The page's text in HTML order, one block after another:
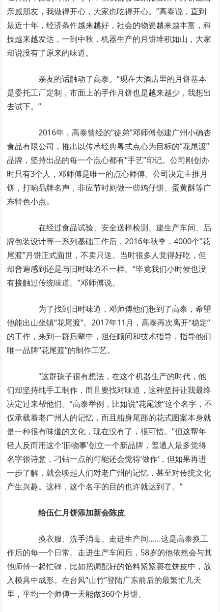
亲戚朋友，我做得开心，大家也吃得开心。”高泰说，直到
最近十年，经济条件越来越好，社会的物资越来越丰富，科
技越来越发达，一到中秋，机器生产的月饼堆积如山，大家
却说没有了原来的味道。
亲友的话触动了高泰。“现在大酒店里的月饼基本
是委托工厂定制，市面上的手作月饼也是越来越少，我想出
去试下。”
2016年，高泰曾经的“徒弟”邓师傅创建广州小确杏
食品有限公司，推出以传承经典粤式点心为目标的“花尾渡”
品牌，坚持出品的每一个点心都有“手艺”印记。公司刚创办
时只有3个人，邓师傅是唯一的点心师傅。公司决定主推月
饼，打响品牌名声，非应节时则做一些鸡仔饼、蛋黄酥等广
东特色小点。
在经过食品试验、安全送样检测、建生产车间、品
牌包装设计等一系列基础工作后，2016年秋季，4000个“花
尾渡”月饼正式面世，不卖只送。当时很多人觉得好吃，但
却普遍感到还是与旧时味道不一样。“毕竟我们小时候也没
有接触过传统味道。”邓师傅说。
为了找到旧时味道，邓师傅他们想到了高泰，希望
他能出山坐镇“花尾渡”。2017年11月，高泰再次离开“稳定”
的工作，来到一群后辈中，担任顾问和技术指导，指导他们
唯一品牌“花尾渡”的制作工艺。
“这群孩子很有想法，在这个机器生产的时代，他
们却坚持纯手工制作，而且要找对味道，这种坚持让我最终
决定过来帮他们。”高泰举例，比如说“花尾渡”这个名字，不
仅承载着老广州人的记忆，而且船身尾部的花式图案本身就
是一种很有味道的文化，现在没有了，很可惜。“但这帮年
轻人反而用这个‘旧物事’创立一个新品牌，普通人最多觉得
名字很诗意，刁钻一点的可能还会觉得‘做作’，但如果再进
一步了解，就会唤起人们对老广州的记忆，甚至对传统文化
产生兴趣。这样，这个名字的目的也许就达到了。”
给伍仁月饼添加新会陈皮
换衣服、洗手消毒、走进生产间……这是高泰换工
作后的每一个日常。走进生产车间后，58岁的他依然会与其
他师傅一起忙碌，比如把调配好的馅料紧紧裹在饼皮中，放
入模具中成形。在台风“山竹”登陆广东前后的最繁忙几天
里，平均一个师傅一天能做360个月饼。